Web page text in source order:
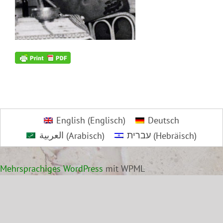
English (Englisch)
Deutsch
العربية (Arabisch) עברית(Hebräisch)
Mehrsprachiges WordPress mit WPML